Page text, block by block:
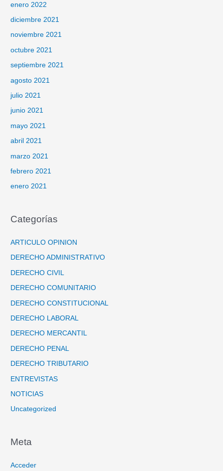
enero 2022
diciembre 2021
noviembre 2021
octubre 2021
septiembre 2021
agosto 2021
julio 2021
junio 2021
mayo 2021
abril 2021
marzo 2021
febrero 2021
enero 2021
Categorías
ARTICULO OPINION
DERECHO ADMINISTRATIVO
DERECHO CIVIL
DERECHO COMUNITARIO
DERECHO CONSTITUCIONAL
DERECHO LABORAL
DERECHO MERCANTIL
DERECHO PENAL
DERECHO TRIBUTARIO
ENTREVISTAS
NOTICIAS
Uncategorized
Meta
Acceder